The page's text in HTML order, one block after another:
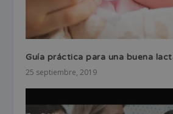
Guía práctica para una buena
25 septiembre, 2019